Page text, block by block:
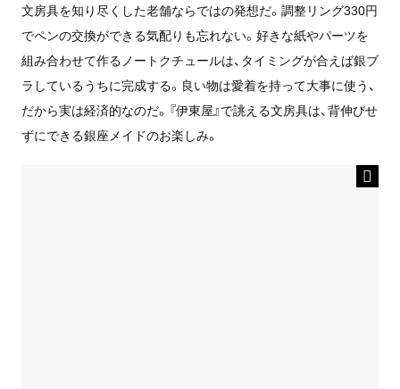
文房具を知り尽くした老舗ならではの発想だ。調整リング330円
でペンの交換ができる気配りも忘れない。好きな紙やパーツを
組み合わせて作るノートクチュールは、タイミングが合えば銀ブ
ラしているうちに完成する。良い物は愛着を持って大事に使う、
だから実は経済的なのだ。『伊東屋』で誂える文房具は、背伸びせ
ずにできる銀座メイドのお楽しみ。